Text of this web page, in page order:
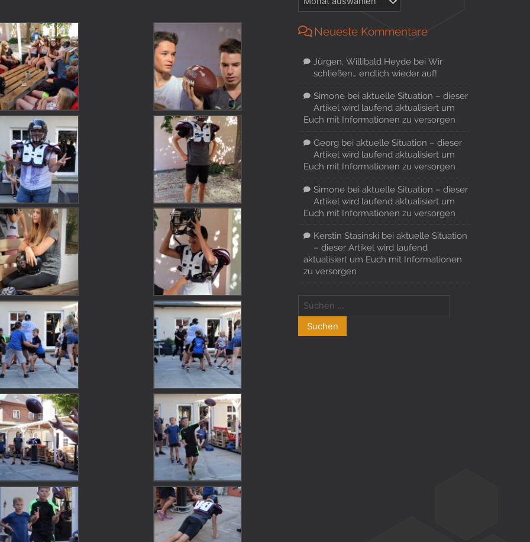
Neueste Kommentare
Jürgen, Willibald Heydebei Wir
schließen… endlich wieder auf!
Simonebei aktuelle Situation – dieser
Artikel wird laufend aktualisiert um
Euch mit Informationen zu versorgen
Georg bei aktuelle Situation – dieser
Artikel wird laufend aktualisiert um
Euch mit Informationen zu versorgen
Simonebei aktuelle Situation – dieser
Artikel wird laufend aktualisiert um
Euch mit Informationen zu versorgen
Kerstin Stasinski bei aktuelle Situation
– dieser Artikel wird laufend
aktualisiert um Euch mit Informationen
zu versorgen